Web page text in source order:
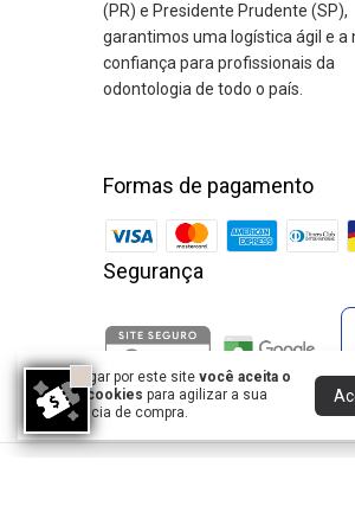
Ao navegar por este site você aceita o
uso de cookies para agilizar a sua
experiência de compra.
(PR) e Presidente Prudente (SP),
garantimos uma logística ágil e a
confiança para profissionais da
odontologia de todo o país.
Formas de pagamento
Segurança